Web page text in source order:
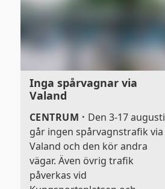
Inga spårvagnar via
Valand
CENTRUM · Den 3-17 augusti
går ingen spårvagnstrafik via
Valand och den kör andra
vägar. Även övrig trafik
påverkas vid